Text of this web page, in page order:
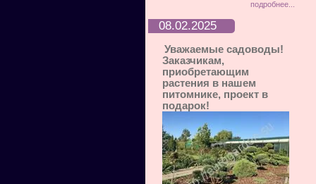
подробнее...
08.02.2025
Уважаемые садоводы!
Заказчикам,
приобретающим
растения в нашем
питомнике, проект в
подарок!